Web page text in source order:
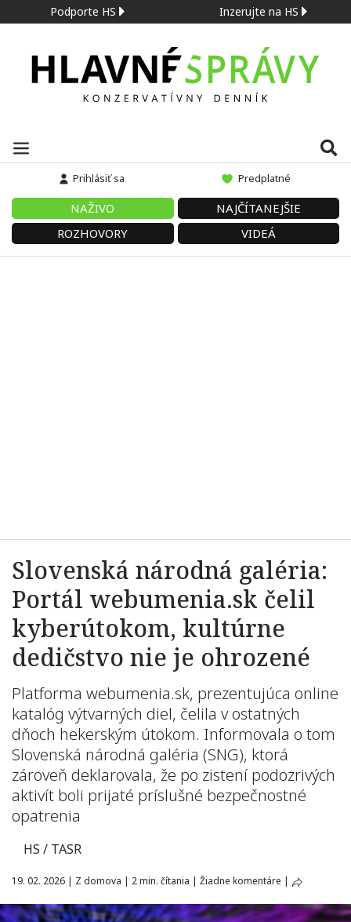
Podporte HS Inzerujte na HS
Prihlásiť sa Predplatné
NAŽIVO
NAJČÍTANEJŠIE
ROZHOVORY
VIDEÁ
Slovenská národná galéria:
Portál webumenia.sk čelil
kyberútokom, kultúrne
dedičstvo nie je ohrozené
Platforma webumenia.sk, prezentujúca online
katalóg výtvarných diel, čelila v ostatných
dňoch hekerským útokom. Informovala o tom
Slovenská národná galéria (SNG), ktorá
zároveň deklarovala, že po zistení podozrivých
aktivít boli prijaté príslušné bezpečnostné
opatrenia
HS / TASR
19. 02. 2026 | Z domova | 2 min. čítania | Žiadne komentáre |